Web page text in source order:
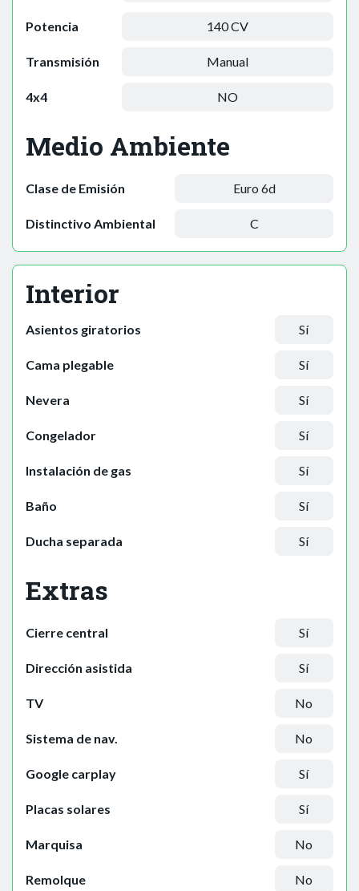
Potencia 140 CV
Transmisión Manual
4x4 NO
Medio Ambiente
Clase de Emisión Euro 6d
Distinctivo Ambiental C
Interior
Asientos giratorios Sí
Cama plegable Sí
Nevera Sí
Congelador Sí
Instalación de gas Sí
Baño Sí
Ducha separada Sí
Extras
Cierre central Sí
Dirección asistida Sí
TV No
Sistema de nav. No
Google carplay Sí
Placas solares Sí
Marquisa No
Remolque No